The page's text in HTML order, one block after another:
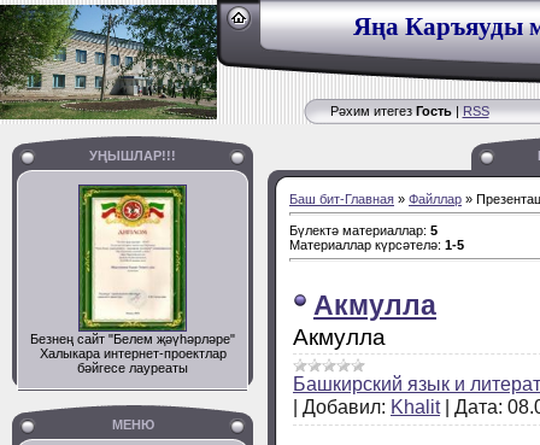
Яңа Каръяуды
Рәхим итегез Гость|RSS
УҢЫШЛАР!!!
Безнең сайт "Белем җәүһәрләре"
Халыкара интернет-проектлар
бәйгесе лауреаты
МЕНЮ
Баш бит-Главная » Файллар »
Бүлектә материаллар: 5
Материаллар күрсәтелә: 1-5
Акмулла
Акмулла
Башкирский язык и
| Добавил: Khalit| Дата: